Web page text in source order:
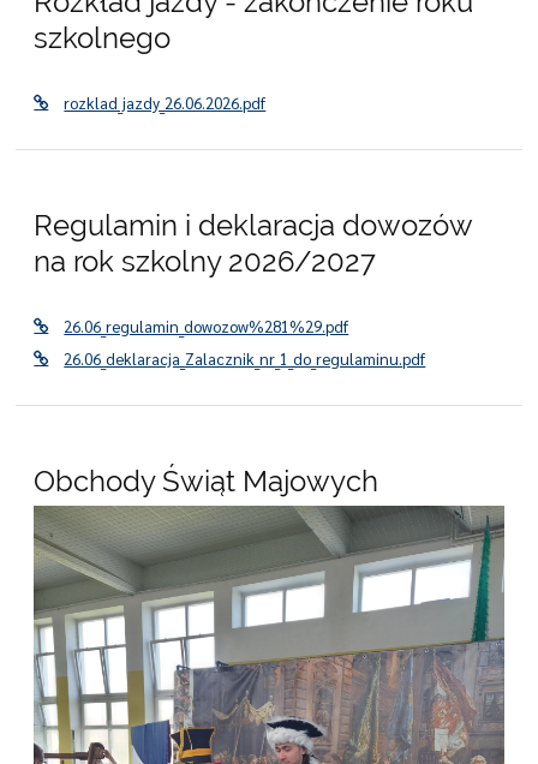
szkolnego
rozklad_jazdy_26.06.2026.pdf
Regulamin i deklaracja dowozów
na rok szkolny 2026/2027
26.06_regulamin_dowozow%281%29.pdf
26.06_deklaracja_Zalacznik_nr_1_do_regulaminu.pdf
Obchody Świąt Majowych